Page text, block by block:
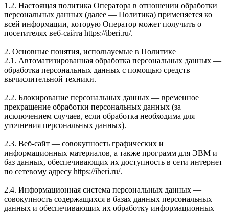
1.2. Настоящая политика Оператора в отношении обработки
персональных данных (далее — Политика) применяется ко
всей информации, которую Оператор может получить о
посетителях веб-сайта https://iberi.ru/.
2. Основные понятия, используемые в Политике
2.1. Автоматизированная обработка персональных данных —
обработка персональных данных с помощью средств
вычислительной техники.
2.2. Блокирование персональных данных — временное
прекращение обработки персональных данных (за
исключением случаев, если обработка необходима для
уточнения персональных данных).
2.3. Веб-сайт — совокупность графических и
информационных материалов, а также программ для ЭВМ и
баз данных, обеспечивающих их доступность в сети интернет
по сетевому адресу https://iberi.ru/.
2.4. Информационная система персональных данных —
совокупность содержащихся в базах данных персональных
данных и обеспечивающих их обработку информационных